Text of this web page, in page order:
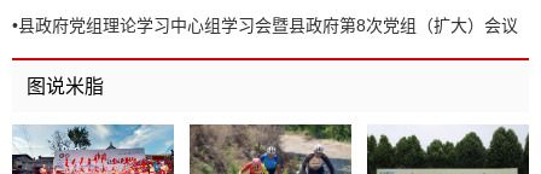
•县政府党组理论学习中心组学习会暨县政府第8次党组（扩大）会议
召开
图说米脂